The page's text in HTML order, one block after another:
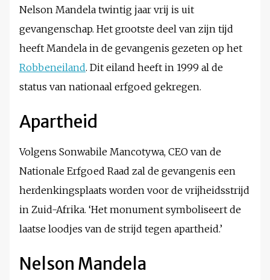
Nelson Mandela twintig jaar vrij is uit
gevangenschap. Het grootste deel van zijn tijd
heeft Mandela in de gevangenis gezeten op het
Robbeneiland. Dit eiland heeft in 1999 al de
status van nationaal erfgoed gekregen.
Apartheid
Volgens Sonwabile Mancotywa, CEO van de
Nationale Erfgoed Raad zal de gevangenis een
herdenkingsplaats worden voor de vrijheidsstrijd
in Zuid-Afrika. ‘Het monument symboliseert de
laatse loodjes van de strijd tegen apartheid.’
Nelson Mandela